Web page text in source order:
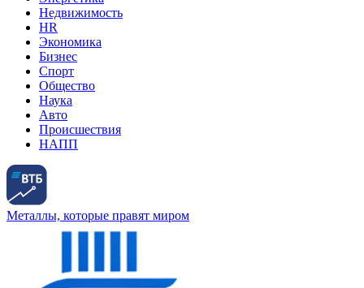
Недвижимость
HR
Экономика
Бизнес
Спорт
Общество
Наука
Авто
Происшествия
НАПП
Металлы, которые правят миром